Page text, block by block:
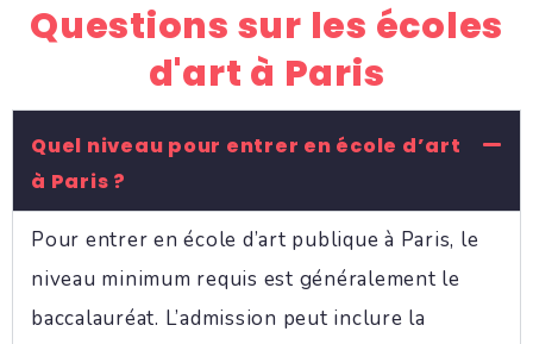
Questions sur les écoles
d'art à Paris
Quel niveau pour entrer en école d’art
à Paris ?
Pour entrer en école d’art publique à Paris, le
niveau minimum requis est généralement le
baccalauréat. L’admission peut inclure la